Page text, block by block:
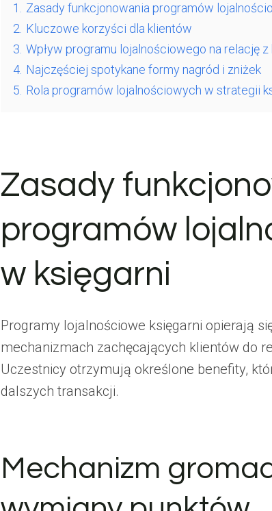
1. Zasady funkcjonowania programów
2. Kluczowe korzyści dla klientów
3. Wpływ programu lojalnościowego na relację z
4. Najczęściej spotykane formy nagród i zniżek
5. Rola programów lojalnościowych w strategii
Zasady
programów
w księgarni
Programy lojalnościowe księgarni opierają
mechanizmach zachęcających klientów do
Uczestnicy otrzymują określone benefity,
dalszych transakcji.
Mechanizm